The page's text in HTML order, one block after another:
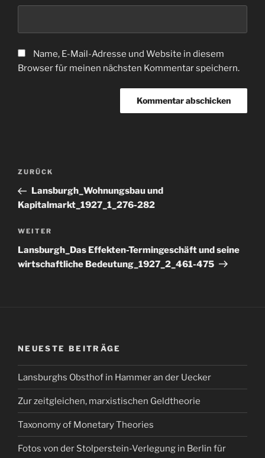
Name, E-Mail-Adresse und Website in diesem
Browser für meinen nächsten Kommentar speichern.
Beitragsnavigation
Vorheriger
Beitrag
ZURÜCK
Lansburgh_Wohnungsbau und
Kapitalmarkt_1927_1_276-282
Nächster
Beitrag
WEITER
Lansburgh_Das Effekten-Termingeschäft und seine
wirtschaftliche Bedeutung_1927_2_461-475
NEUESTE BEITRÄGE
Lansburghs Obsthof in Hammer an der Uecker
Zur zeitgleichen, marxistischen Geldtheorie
Taxonomy of Monetary Theories
Fotos von der Stolperstein-Verlegung in Berlin für